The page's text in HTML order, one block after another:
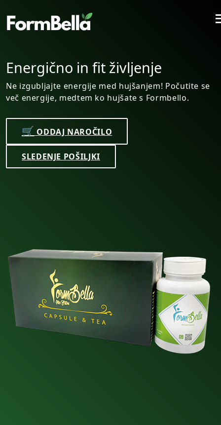
Počutite se
Hitro hujšanje z
sestavinami
Varno dosežete ciljno težo s
🛒ODDAJ NAROČILO